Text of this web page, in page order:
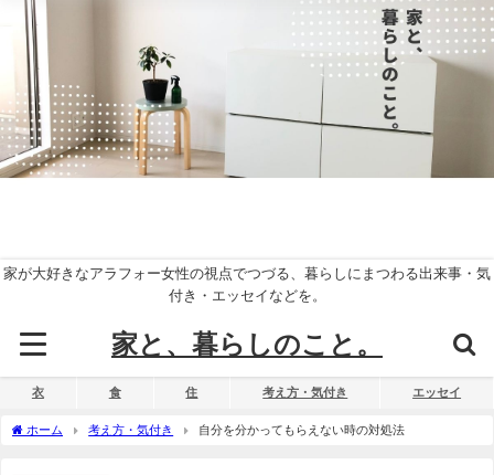
家が大好きなアラフォー女性の視点でつづる、暮らしにまつわる出来事・気
付き・エッセイなどを。
家と、暮らしのこと。
衣 食 住 考え方・気付き エッセイ
ホーム 考え方・気付き 自分を分かってもらえない時の対処法